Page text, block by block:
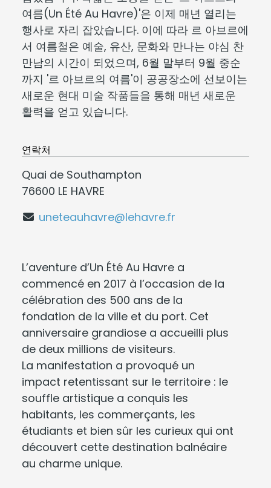
여름(Un Été Au Havre)'은 이제 매년 열리는
행사로 자리 잡았습니다. 이에 따라 르 아브르에
서 여름철은 예술, 유산, 문화와 만나는 야심 찬
만남의 시간이 되었으며, 6월 말부터 9월 중순
까지 '르 아브르의 여름'이 공공장소에 선보이는
새로운 현대 미술 작품들을 통해 매년 새로운
활력을 얻고 있습니다.
연락처
Quai de Southampton
76600 LE HAVRE
uneteauhavre@lehavre.fr
L’aventure d’Un Été Au Havre a
commencé en 2017 à l’occasion de la
célébration des 500 ans de la
fondation de la ville et du port. Cet
anniversaire grandiose a accueilli plus
de deux millions de visiteurs.
La manifestation a provoqué un
impact retentissant sur le territoire : le
souffle artistique a conquis les
habitants, les commerçants, les
étudiants et bien sûr les curieux qui ont
découvert cette destination balnéaire
au charme unique.